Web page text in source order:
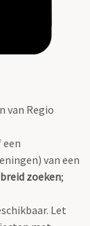
van Regio
van een
zoeken;
Let